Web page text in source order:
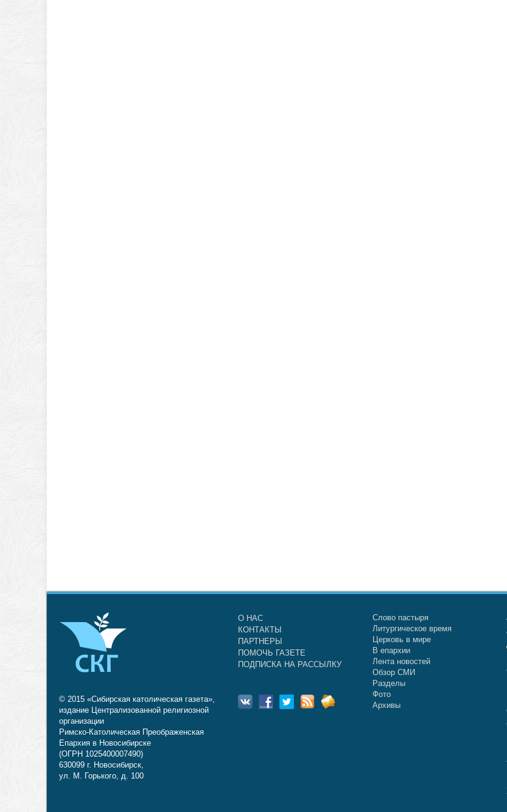
© 2015 «Сибирская католическая газета»,
издание Централизованной религиозной
организации
Римско-Католическая Преображенская
Епархия в Новосибирске
(ОГРН 1025400007490)
630099 г. Новосибирск,
ул. М. Горького, д. 100
О НАС
КОНТАКТЫ
ПАРТНЕРЫ
ПОМОЧЬ ГАЗЕТЕ
ПОДПИСКА НА РАССЫЛКУ
Слово пастыря
Литургическое время
Церковь в мире
В епархии
Лента новостей
Обзор СМИ
Разделы
Фото
Архивы